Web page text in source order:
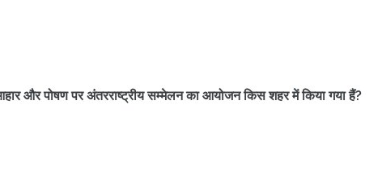
और पोषण पर अंतरराष्ट्रीय सम्मेलन का आयोजन किस शहर में किया गया हैं?